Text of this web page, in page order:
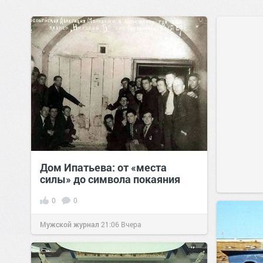
Дом Ипатьева: от «места
силы» до символа покаяния
0 0
Мужской журнал 21:06 Вчера